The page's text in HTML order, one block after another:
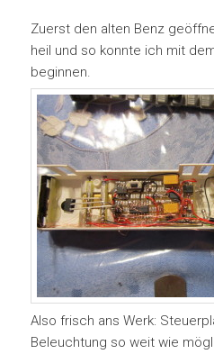
Zuerst den alten Benz
heil und so konnte ich mit
beginnen.
Also frisch ans Werk:
Beleuchtung so weit wie